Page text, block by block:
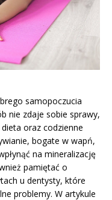
samopoczucia
nie zdaje sobie sprawy,
oraz codzienne
bogate w wapń,
na mineralizację
pamiętać o
u dentysty, które
problemy. W artykule